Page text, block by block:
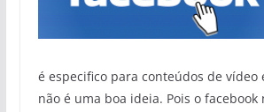
é especifico para conteúdos de vídeo
não é uma boa ideia. Pois o